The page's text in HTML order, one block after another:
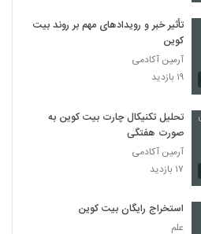
تأثیر خبر و رویدادهای مهم بر روند بیت
کوین
آرمین آکادمی
۱۹ بازدید
تحلیل تکنیکال چارت بیت کوین به
صورت هفتگی
آرمین آکادمی
۱۷ بازدید
استخراج رایگان بیت کوین
علم